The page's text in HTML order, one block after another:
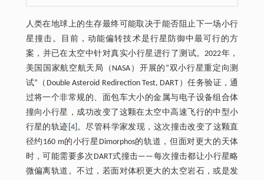
人类在地球上的生存最终可能取决于能否阻止下一场小行
星撞击。目前，动能偏转技术是行星防御中最可行的方
案，并已在太空中针对真实小行星进行了测试。2022年，
美国国家航空航天局（NASA）开展的“双小行星重定向测
试”（Double Asteroid Redirection Test, DART）任务验证，通
过将一个非常规的、面包车大小的金属与电子设备组合体
撞向小行星，成功改变了这颗在太空中高速飞行的中型小
行星的轨迹[ 4]。尽管科学家发现，这次撞击改变了这颗直
径约160 m的小行星Dimorphos的轨道，但面对更大的天体
时，可能需要多次DART式撞击——每次撞击都让小行星略
微偏离轨道。不过，若面对体积更大的太空岩石，或是发